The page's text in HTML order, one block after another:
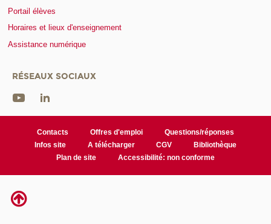
Portail élèves
Horaires et lieux d'enseignement
Assistance numérique
RÉSEAUX SOCIAUX
Contacts Offres d'emploi
Questions/réponses
Infos site
A télécharger CGV
Bibliothèque
Plan de site
Accessibilité: non conforme